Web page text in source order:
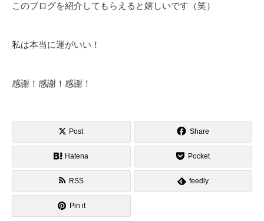
このブログを紹介してもらえると嬉しいです（笑）
私は本当に運がいい！
感謝！感謝！感謝！
Post Share
Hatena Pocket
RSS feedly
Pin it